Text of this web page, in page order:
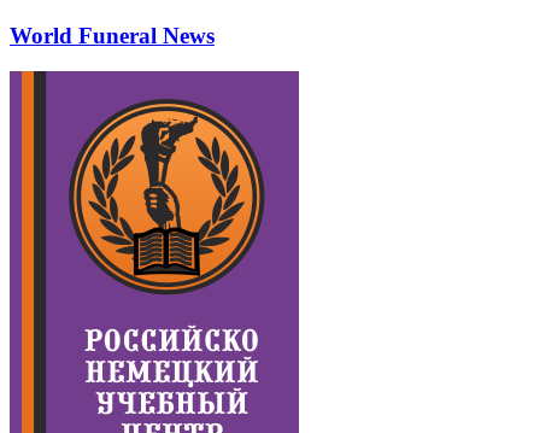
World Funeral News